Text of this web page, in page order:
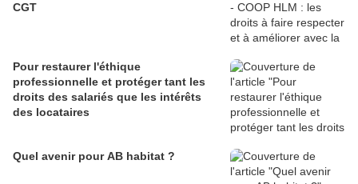
CGT
Pour restaurer l'éthique
professionnelle et protéger tant les
droits des salariés que les intérêts
des locataires
Quel avenir pour AB habitat ?